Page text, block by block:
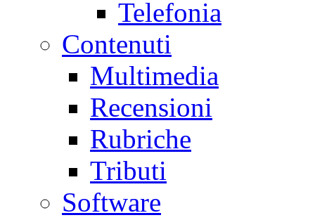
Telefonia
Contenuti
Multimedia
Recensioni
Rubriche
Tributi
Software